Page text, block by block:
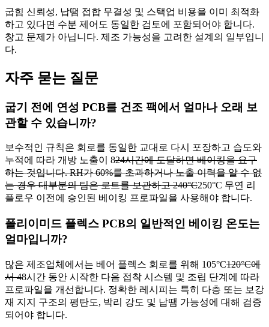
굽힘 신뢰성, 납땜 접합 무결성 및 스택업 비용을 이미 최적화
하고 있다면 수분 제어도 동일한 검토에 포함되어야 합니다.
창고 문제가 아닙니다. 제조 가능성을 고려한 설계의 일부입니
다.
자주 묻는 질문
굽기 전에 연성 PCB를 건조 팩에서 얼마나 오래 보
관할 수 있습니까?
보수적인 규칙은 회로를 동일한 교대로 다시 포장하고 습도와
누적에 따라 개방 노출이 824시간에 도달하면 베이킹을 요구
하는 것입니다. RH가 60%를 초과하거나 노출 이력을 알 수 없
는 경우 대부분의 팀은 로트를 보관하고 240°C250°C 무연 리
플로우 이전에 승인된 베이킹 프로파일을 사용해야 합니다.
폴리이미드 플렉스 PCB의 일반적인 베이킹 온도는
얼마입니까?
많은 제조업체에서는 베어 플렉스 회로를 위해 105°C120°C에
서 48시간 동안 시작한 다음 접착 시스템 및 조립 단계에 따라
프로파일을 개선합니다. 정확한 레시피는 특히 다층 또는 보강
재 지지 구조의 평탄도, 박리 강도 및 납땜 가능성에 대해 검증
되어야 합니다.